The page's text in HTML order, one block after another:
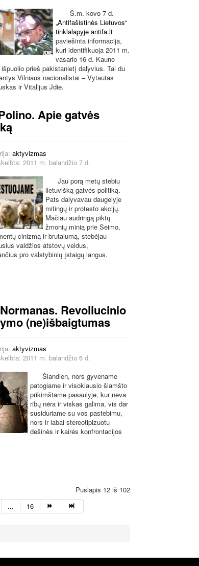
Š.m. kovo 7 d.
„Antifašistinės Lietuvos“
tinklalapyje antifa.lt
paviešinta informacija,
kuri identifikuoja 2011 m.
vasario 16 d. Kaune
prieš pakistanietį dalyvius. Tai du
Vilniaus nacionalistai – Vytautas
ir Vitalijus Jdie.
Apie gatvės
aktyvizmas
2011 m. balandžio 7 d.
Jau porą metų stebiu
lietuvišką gatvės politiką.
Pats dalyvavau daugelyje
mitingų ir protesto akcijų.
Mačiau audringą piktų
žmonių minią prie Seimo,
cinizmą ir brutalumą, stebėjau
valdžios atstovų veidus,
pro valstybinių įstaigų langus.
Revoliucinio
(ne)išbaigtumas
aktyvizmas
2011 m. balandžio 6 d.
Šiandien, nors gyvename
patogiame ir visokiausio šlamšto
prikimštame pasaulyje, kur neva
ribų nėra ir viskas galima, vis dar
susiduriame su vos pastebimu,
nors ir labai stereotipizuotu
dešinės ir kairės konfrontacijos
Puslapis 12 iš 102
... 16